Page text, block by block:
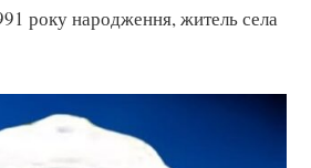
року народження, житель села